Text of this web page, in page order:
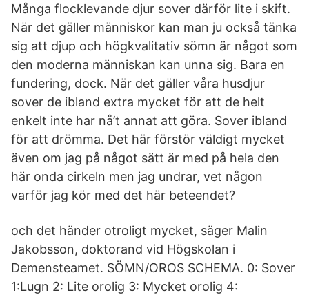
Många flocklevande djur sover därför lite i skift.
När det gäller människor kan man ju också tänka
sig att djup och högkvalitativ sömn är något som
den moderna människan kan unna sig. Bara en
fundering, dock. När det gäller våra husdjur
sover de ibland extra mycket för att de helt
enkelt inte har nå’t annat att göra. Sover ibland
för att drömma. Det här förstör väldigt mycket
även om jag på något sätt är med på hela den
här onda cirkeln men jag undrar, vet någon
varför jag kör med det här beteendet?
och det händer otroligt mycket, säger Malin
Jakobsson, doktorand vid Högskolan i
Demensteamet. SÖMN/OROS SCHEMA. 0: Sover
1:Lugn 2: Lite orolig 3: Mycket orolig 4: